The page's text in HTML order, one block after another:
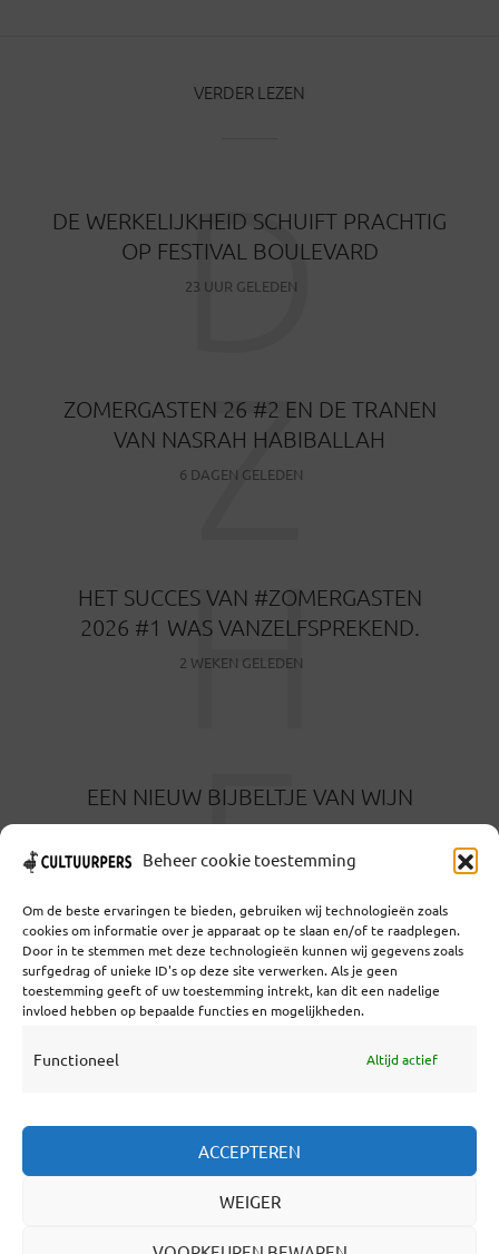
Beheer cookie toestemming
Om de beste ervaringen te bieden, gebruiken wij technologieën zoals
cookies om informatie over je apparaat op te slaan en/of te raadplegen.
Door in te stemmen met deze technologieën kunnen wij gegevens zoals
surfgedrag of unieke ID's op deze site verwerken. Als je geen
toestemming geeft of uw toestemming intrekt, kan dit een nadelige
invloed hebben op bepaalde functies en mogelijkheden.
Functioneel Altijd actief
ACCEPTEREN
WEIGER
VERDER LEZEN
DE WERKELIJKHEID SCHUIFT PRACHTIG
OP FESTIVAL BOULEVARD
23 UUR GELEDEN
D
ZOMERGASTEN 26 #2 EN DE TRANEN
VAN NASRAH HABIBALLAH
6 DAGEN GELEDEN
Z
HET SUCCES VAN #ZOMERGASTEN
2026 #1 WAS VANZELFSPREKEND.
2 WEKEN GELEDEN
H
EEN NIEUW BIJBELTJE VAN WIJN
E
Coöperatief Cultureel Persbureau U.A. | Salzburg 29 |
3524KS Utrecht | KvK: 55573592 |Btw: